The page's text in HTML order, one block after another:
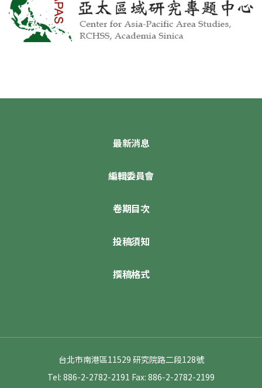
最新消息
編輯委員會
卷期目次
投稿須知
撰稿格式
台北市南港區11529 研究院路二段128號
Tel: 886-2-2782-2191 Fax: 886-2-2782-2199